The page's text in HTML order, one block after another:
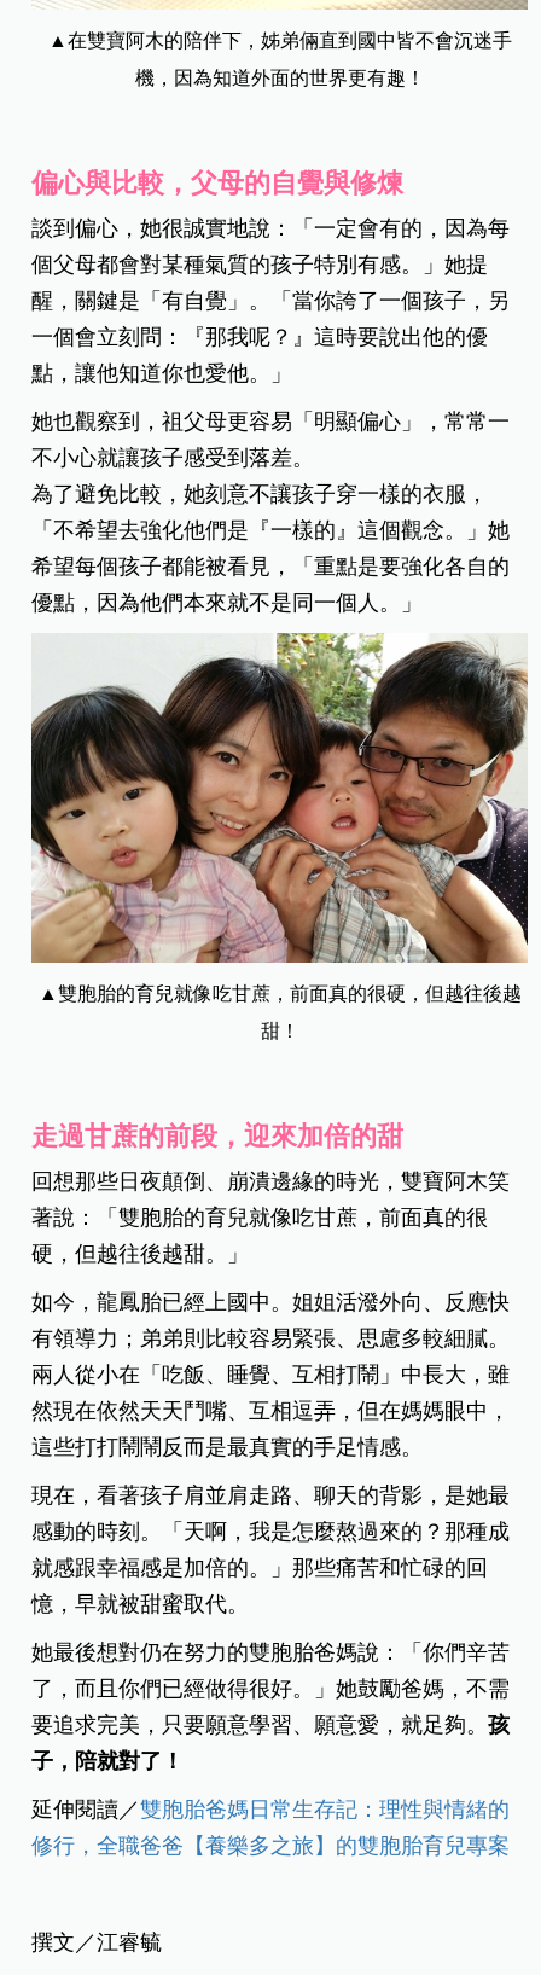
▲在雙寶阿木的陪伴下，姊弟倆直到國中皆不會沉迷手
機，因為知道外面的世界更有趣！
偏心與比較，父母的自覺與修煉
談到偏心，她很誠實地說：「一定會有的，因為每
個父母都會對某種氣質的孩子特別有感。」她提
醒，關鍵是「有自覺」。「當你誇了一個孩子，另
一個會立刻問：『那我呢？』這時要說出他的優
點，讓他知道你也愛他。」
她也觀察到，祖父母更容易「明顯偏心」，常常一
不小心就讓孩子感受到落差。
為了避免比較，她刻意不讓孩子穿一樣的衣服，
「不希望去強化他們是『一樣的』這個觀念。」她
希望每個孩子都能被看見，「重點是要強化各自的
優點，因為他們本來就不是同一個人。」
▲雙胞胎的育兒就像吃甘蔗，前面真的很硬，但越往後越
甜！
走過甘蔗的前段，迎來加倍的甜
回想那些日夜顛倒、崩潰邊緣的時光，雙寶阿木笑
著說：「雙胞胎的育兒就像吃甘蔗，前面真的很
硬，但越往後越甜。」
如今，龍鳳胎已經上國中。姐姐活潑外向、反應快
有領導力；弟弟則比較容易緊張、思慮多較細膩。
兩人從小在「吃飯、睡覺、互相打鬧」中長大，雖
然現在依然天天鬥嘴、互相逗弄，但在媽媽眼中，
這些打打鬧鬧反而是最真實的手足情感。
現在，看著孩子肩並肩走路、聊天的背影，是她最
感動的時刻。「天啊，我是怎麼熬過來的？那種成
就感跟幸福感是加倍的。」那些痛苦和忙碌的回
憶，早就被甜蜜取代。
她最後想對仍在努力的雙胞胎爸媽說：「你們辛苦
了，而且你們已經做得很好。」她鼓勵爸媽，不需
要追求完美，只要願意學習、願意愛，就足夠。孩
子，陪就對了！
延伸閱讀／雙胞胎爸媽日常生存記：理性與情緒的
修行，全職爸爸【養樂多之旅】的雙胞胎育兒專案
撰文／江睿毓